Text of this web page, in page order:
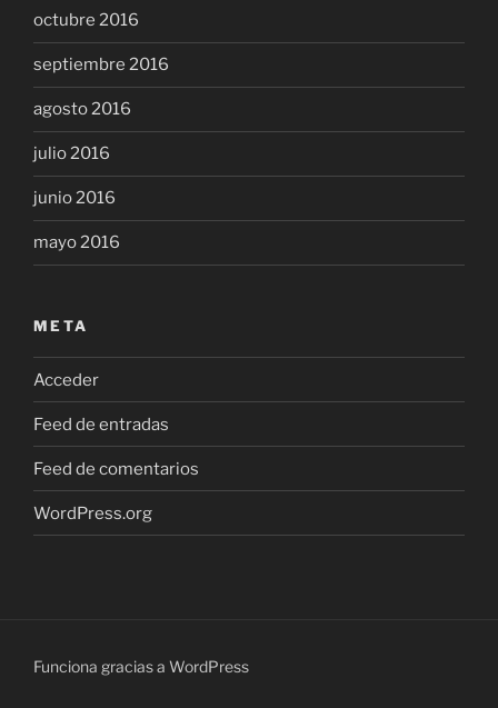
octubre 2016
septiembre 2016
agosto 2016
julio 2016
junio 2016
mayo 2016
META
Acceder
Feed de entradas
Feed de comentarios
WordPress.org
Funciona gracias a WordPress